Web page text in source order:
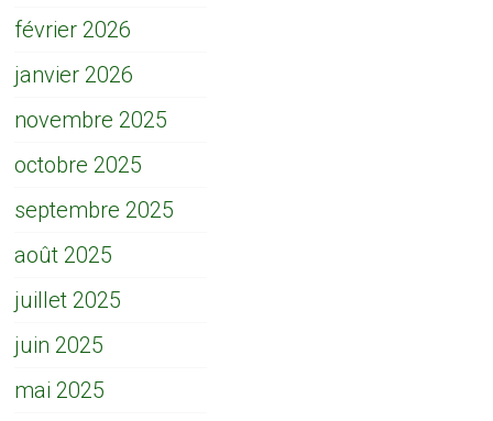
février 2026
janvier 2026
novembre 2025
octobre 2025
septembre 2025
août 2025
juillet 2025
juin 2025
mai 2025